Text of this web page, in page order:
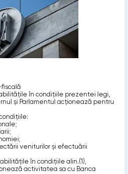
în condiţiile prezentei legi,
şi Parlamentul acţionează pentru
veniturilor şi efectuării
în condiţiile alin.(1),
activitatea sa cu Banca